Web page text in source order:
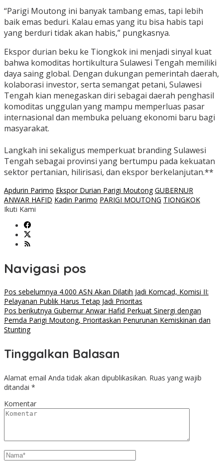
‎“Parigi Moutong ini banyak tambang emas, tapi lebih
baik emas beduri. Kalau emas yang itu bisa habis tapi
yang berduri tidak akan habis,” pungkasnya.
Ekspor durian beku ke Tiongkok ini menjadi sinyal kuat
bahwa komoditas hortikultura Sulawesi Tengah memiliki
daya saing global. Dengan dukungan pemerintah daerah,
kolaborasi investor, serta semangat petani, Sulawesi
Tengah kian menegaskan diri sebagai daerah penghasil
komoditas unggulan yang mampu memperluas pasar
internasional dan membuka peluang ekonomi baru bagi
masyarakat.
‎Langkah ini sekaligus memperkuat branding Sulawesi
Tengah sebagai provinsi yang bertumpu pada kekuatan
sektor pertanian, hilirisasi, dan ekspor berkelanjutan.**
Apdurin Parimo Ekspor Durian Parigi Moutong GUBERNUR
ANWAR HAFID Kadin Parimo PARIGI MOUTONG TIONGKOK
Ikuti Kami
Navigasi pos
Pos sebelumnya 4.000 ASN Akan Dilatih Jadi Komcad, Komisi II:
Pelayanan Publik Harus Tetap Jadi Prioritas
Pos berikutnya Gubernur Anwar Hafid Perkuat Sinergi dengan
Pemda Parigi Moutong, Prioritaskan Penurunan Kemiskinan dan
Stunting
Tinggalkan Balasan
Alamat email Anda tidak akan dipublikasikan. Ruas yang wajib
ditandai *
Komentar